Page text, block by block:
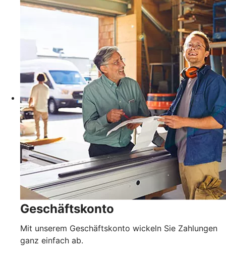
Geschäftskonto
Mit unserem Geschäftskonto wickeln Sie Zahlungen
ganz einfach ab.